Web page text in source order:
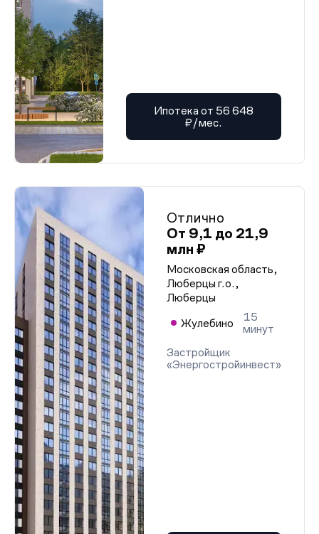
Ипотека от 56 648
₽/мес.
Отлично
От 9,1 до 21,9
млн ₽
Московская область,
Люберцы г.о.,
Люберцы
Жулебино
15
минут
Застройщик
«Энергостройинвест»